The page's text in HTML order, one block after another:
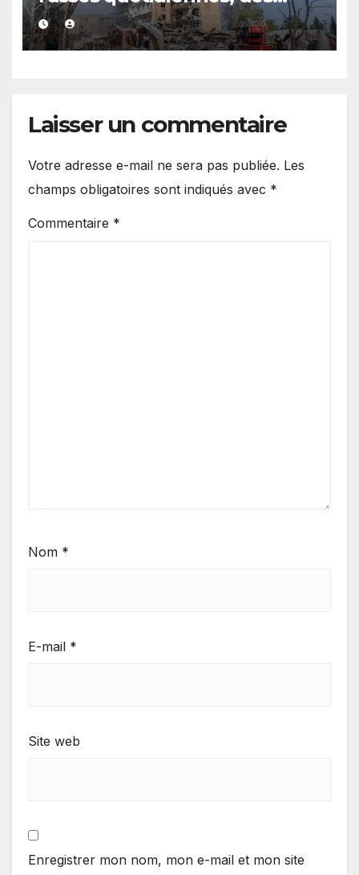
évacuations ordonnées à
Kramatorsk
Laisser un commentaire
Votre adresse e-mail ne sera pas publiée. Les
champs obligatoires sont indiqués avec *
Commentaire *
Nom *
E-mail *
Site web
Enregistrer mon nom, mon e-mail et mon site